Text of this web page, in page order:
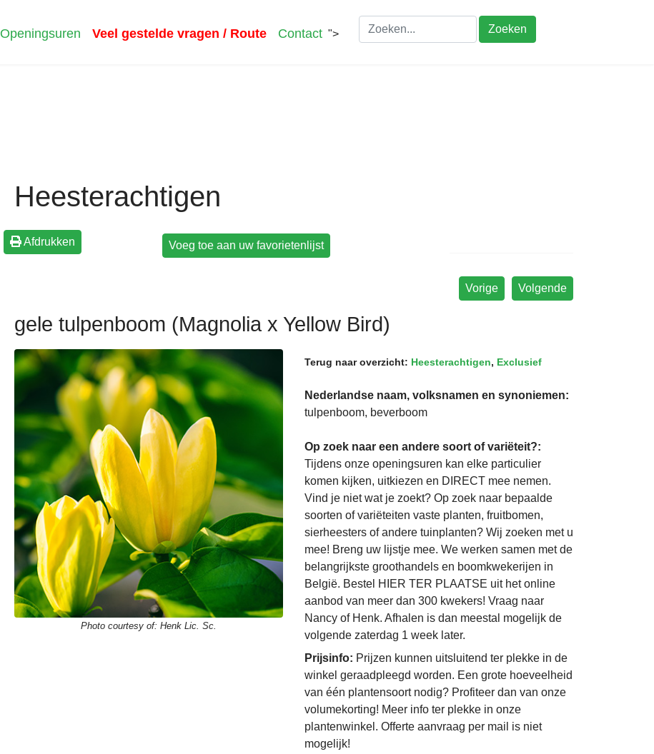
Openingsuren Veel gestelde vragen / Route Contact "> Zoeken
Heesterachtigen
Afdrukken
Volgende
Vorige
gele tulpenboom (Magnolia x Yellow Bird)
Photo courtesy of: Henk Lic. Sc.
Terug naar overzicht: Heesterachtigen, Exclusief
Nederlandse naam, volksnamen en synoniemen:
tulpenboom, beverboom
Op zoek naar een andere soort of variëteit?:
Tijdens onze openingsuren kan elke particulier
komen kijken, uitkiezen en DIRECT mee nemen.
Vind je niet wat je zoekt? Op zoek naar bepaalde
soorten of variëteiten vaste planten, fruitbomen,
sierheesters of andere tuinplanten? Wij zoeken met u
mee! Breng uw lijstje mee. We werken samen met de
belangrijkste groothandels en boomkwekerijen in
België. Bestel HIER TER PLAATSE uit het online
aanbod van meer dan 300 kwekers! Vraag naar
Nancy of Henk. Afhalen is dan meestal mogelijk de
volgende zaterdag 1 week later.
Prijsinfo: Prijzen kunnen uitsluitend ter plekke in de
winkel geraadpleegd worden. Een grote hoeveelheid
van één plantensoort nodig? Profiteer dan van onze
volumekorting! Meer info ter plekke in onze
plantenwinkel. Offerte aanvraag per mail is niet
mogelijk!